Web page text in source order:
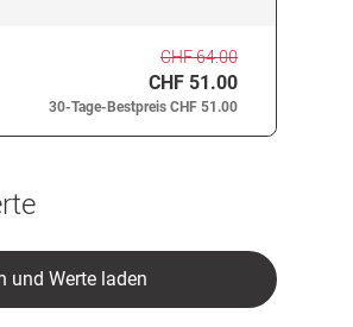
CHF 64.00
CHF 51.00
30-Tage-Bestpreis CHF 51.00
und Werte laden